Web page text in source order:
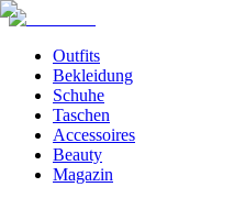
Outfits
Bekleidung
Schuhe
Taschen
Accessoires
Beauty
Magazin